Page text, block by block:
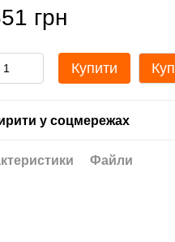
грн
Купити
у соцмережах
Файли